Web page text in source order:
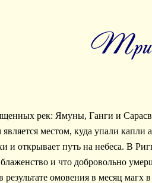
местом, куда упали
и открывает путь на небеса. В
и что добровольно
результате омовения в месяц